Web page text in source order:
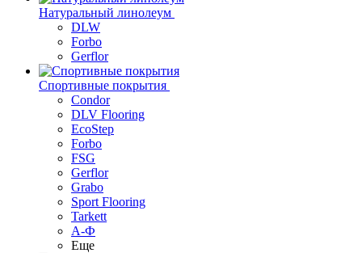
Натуральный линолеум
DLW
Forbo
Gerflor
Спортивные покрытия
Condor
DLV Flooring
EcoStep
Forbo
FSG
Gerflor
Grabo
Sport Flooring
Tarkett
А-Ф
Еще